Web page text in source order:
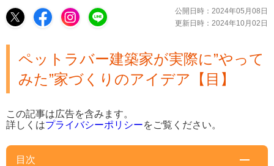
公開日時： 2024年05月08日
更新日時： 2024年10月02日
ペットラバー建築家が実際に”やって
みた”家づくりのアイデア【目】
この記事は広告を含みます。
詳しくはプライバシーポリシーをご覧ください。
目次